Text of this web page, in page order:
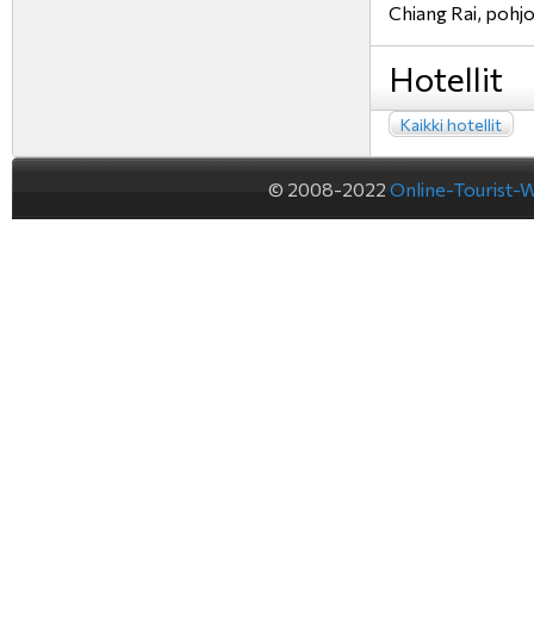
Chiang Rai,
Hotellit
Kaikki hotellit
© 2008-2022 Online-Tourist-